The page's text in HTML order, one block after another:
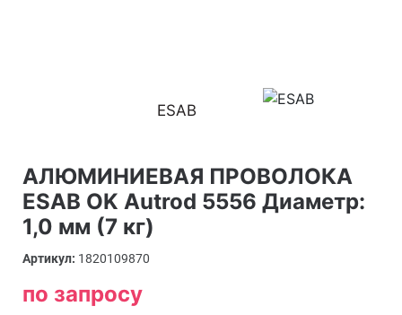
ESAB
АЛЮМИНИЕВАЯ ПРОВОЛОКА
ESAB OK Autrod 5556 Диаметр:
1,0 мм (7 кг)
Артикул: 1820109870
по запросу